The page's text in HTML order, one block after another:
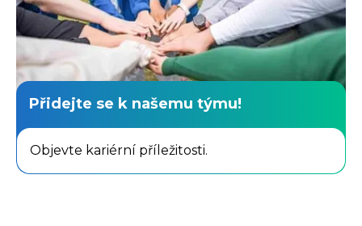
Přidejte se k našemu týmu!
Objevte kariérní příležitosti.